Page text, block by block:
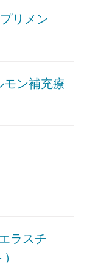
リメン
モン補充療
ラスチ